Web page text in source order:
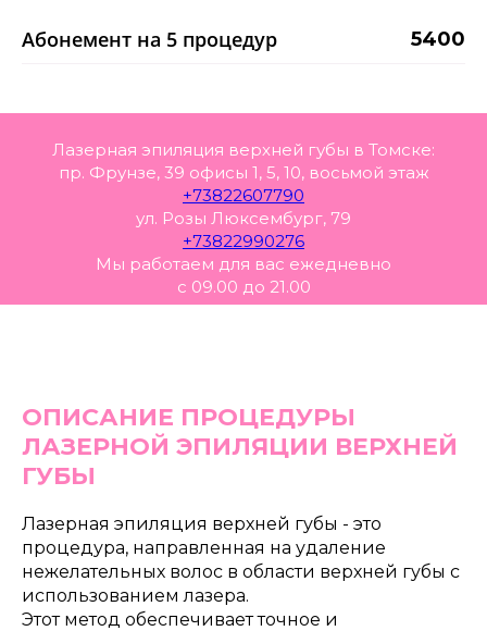
Абонемент на 5 процедур 5400
Лазерная эпиляция верхней губы в Томске:
пр. Фрунзе, 39 офисы 1, 5, 10, восьмой этаж
+73822607790
ул. Розы Люксембург, 79
+73822990276
Мы работаем для вас ежедневно
с 09.00 до 21.00
ОПИСАНИЕ ПРОЦЕДУРЫ
ЛАЗЕРНОЙ ЭПИЛЯЦИИ ВЕРХНЕЙ
ГУБЫ
Лазерная эпиляция верхней губы - это
процедура, направленная на удаление
нежелательных волос в области верхней губы с
использованием лазера.
Этот метод обеспечивает точное и